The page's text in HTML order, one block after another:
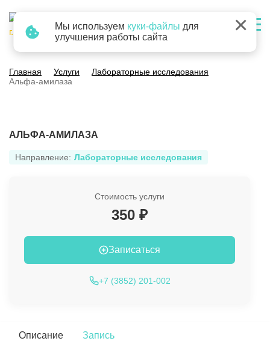
г. Барнаул
Главная Услуги
Лабораторные исследования
Альфа-амилаза
АЛЬФА-АМИЛАЗА
Направление: Лабораторные исследования
Стоимость услуги
350 ₽
Записаться
+7 (3852) 201-002
Описание Запись
Мы используем куки-файлы для
улучшения работы сайта
×